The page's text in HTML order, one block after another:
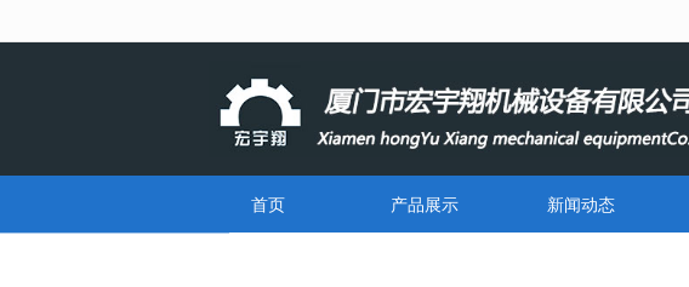
首页 产品展示 新闻动态